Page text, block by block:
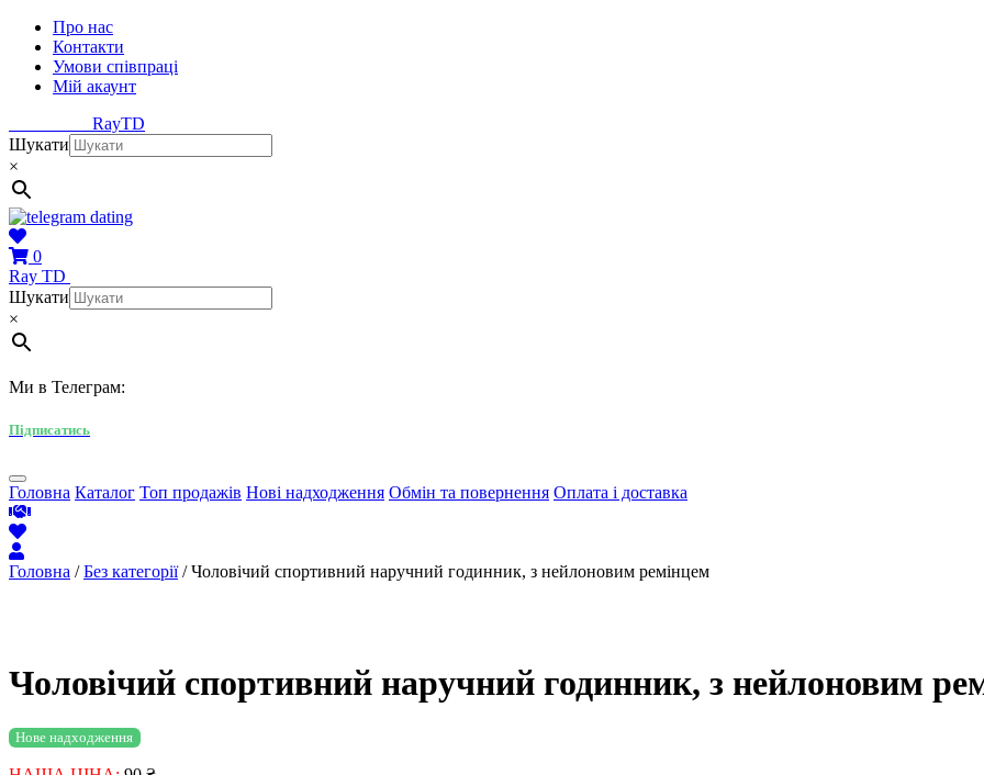
Про нас
Контакти
Умови співпраці
Мій акаунт
RayTD
Шукати
×
0
Ray TD
Шукати
×
Ми в Телеграм:
Підписатись
Головна Каталог Топ продажів Нові надходження Обмін та повернення Оплата і доставка
Головна /Без категорії/ Чоловічий спортивний наручний годинник, з нейлоновим ремінцем
Чоловічий спортивний наручний годинник, з нейлоновим
Нове надходження